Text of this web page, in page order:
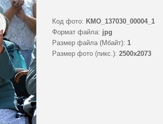
Код фото: KMO_137030_00004_1
Формат файла: jpg
Размер файла (Мбайт): 1
Размер фото (пикс.): 2500x2073